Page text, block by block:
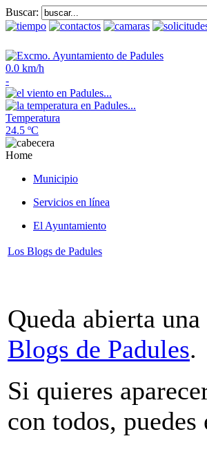
Buscar:
0.0 km/h
-
Temperatura
24.5 ºC
Home
Municipio
Servicios en línea
El Ayuntamiento
Los Blogs de Padules
Queda abierta
Blogs de Padules.
Si quieres
con todos,